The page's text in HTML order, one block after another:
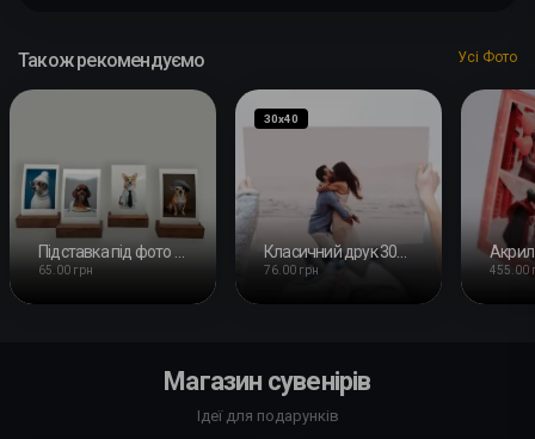
Також рекомендуємо Усі Фото
65.00 грн
30х40
76.00 грн 455.00
Магазин сувенірів
Ідеї для подарунків